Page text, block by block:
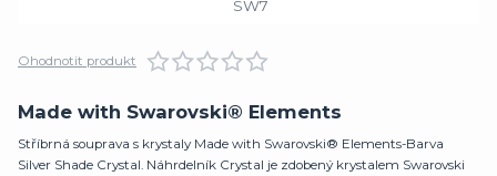
Ohodnotit produkt
Made with Swarovski® Elements
Stříbrná souprava s krystaly Made with Swarovski® Elements-Barva
Silver Shade Crystal. Náhrdelník Crystal je zdobený krystalem Swarovski